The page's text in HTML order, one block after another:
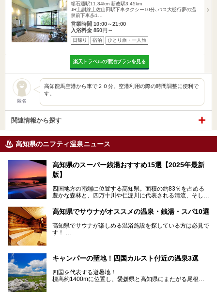
領石通駅11.84km 新改駅3.45km
JR土讃線土佐山田駅下車タクシー10分､バス大栃行夢の温
泉前下車歩1…
営業時間 10:00～21:00
入浴料金 850円～
日帰り 宿泊 ひとり旅・一人旅
楽天トラベルの宿泊プランを見る
匿名
高知龍馬空港から車で２０分。空港利用の際の時間調整に便利で
す。
関連情報から探す
高知県のニフティ温泉ニュース
高知県のスーパー銭湯おすすめ15選【2025年最新
版】
四国地方の南端に位置する高知県。面積の約83％を占める
豊かな森林と、四万十川や仁淀川に代表される清流、そして
魅力がぎゅっと詰まった県です。
高知県はまた、カツオのたたきをはじめとする海産物や清流
で育つ川魚、大皿にごちそうがどっさり盛られた皿鉢料理、
柚子などの柑橘類、地酒といったグルメが充実していること
でも知られます。ここでは、温泉とあわせて自然の景観やグ
高知県でサウナがオススメの温泉・銭湯・スパ10選
高知県でサウナが楽しめる温浴施設を探している方は必見で
す！
ぜひこれを読んで高知のサウナ探しの参考してくださいね！
キャンパーの聖地！四国カルスト付近の温泉3選
四国を代表する避暑地！
標高約1400mに位置し、愛媛県と高知県にまたがる尾根沿